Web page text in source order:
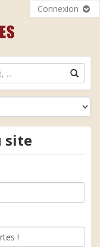
Connexion
site